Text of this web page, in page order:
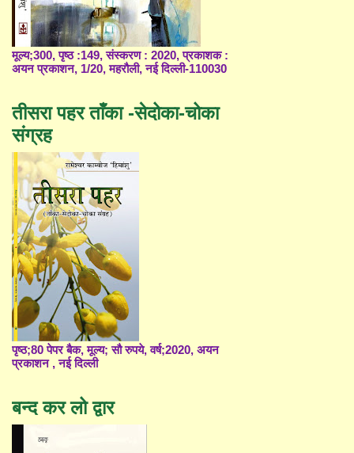
मूल्य;300, पृष्ठ :149, संस्करण : 2020, प्रकाशक :
अयन प्रकाशन, 1/20, महरौली, नई दिल्ली-110030
तीसरा पहर ताँका -सेदोका-चोका
संग्रह
पृष्ठ;80 पेपर बैक, मूल्य; सौ रुपये, वर्ष;2020, अयन
प्रकाशन , नई दिल्ली
बन्द कर लो द्वार